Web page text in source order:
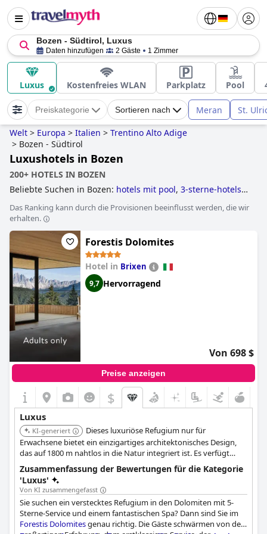
Bozen - Südtirol, Luxus
Daten hinzufügen 2 Gäste 1 Zimmer
Luxus Kostenfreies WLAN Parkplatz Pool
Preiskategorie Sortieren nach Meran St.
Welt > Europa > Italien > Trentino Alto Adige
> Bozen - Südtirol
Luxushotels in Bozen
200+ HOTELS IN BOZEN
Beliebte Suchen in Bozen: hotels mit pool, 3-sterne-hotels,
ladestation ,historische hotels,skihotels an der piste,
außergewöhnliche hotels
familienhotels,hotels im skigebiet
hundefreundliche hotels,erwachsenenhotels
hotels,hotels mit hallenbad
sterne-hotels,luxushotels, wellnesshotels
boutique-stil
,behindertengerechte hotels
privatpool.
Das Ranking kann durch die Provisionen beeinflusst werden, die wir
erhalten.
Forestis Dolomites
Hotel in Brixen
9,7 Hervorragend
Von 698 $
Preise anzeigen
$
Luxus
KI-generiert
Dieses luxuriöse Refugium nur für
Erwachsene bietet ein einzigartiges architektonisches Design,
das auf 1800 m nahtlos in die Natur integriert ist. Es verfügt
über ein 2000 m² großes Spa mit Innen- und Außenpools und
einzigartigen Behandlungen sowie Penthouse-Suiten mit
privaten Dachpools und Saunen, die unvergleichliche
Exklusivität und Ausblicke bieten.
Zusammenfassung der Bewertungen für die Kategorie
'Luxus'
Von KI zusammengefasst
Sie suchen ein verstecktes Refugium in den Dolomiten mit 5-
Sterne-Service und einem fantastischen Spa? Dann sind Sie im
Forestis Dolomitesgenau richtig. Die Gäste schwärmen von der